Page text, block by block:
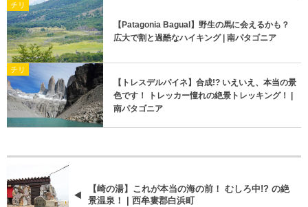
チリ
【Patagonia Bagual】野生の馬に会えるかも？
広大で割と過酷なハイキング | 南パタゴニア
チリ
【トレスデルパイネ】合成!? いえいえ、本当の景
色です！ トレッカー憧れの絶景トレッキング！ |
南パタゴニア
【崎の湯】これが本当の海の前！ むしろ中!? の絶
景温泉！ | 西牟婁郡白浜町